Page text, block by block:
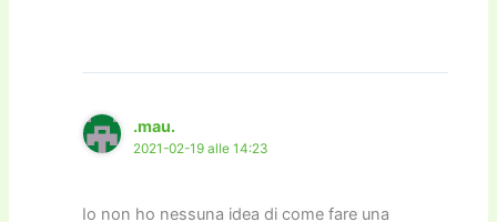
.mau.
2021-02-19 alle 14:23
Io non ho nessuna idea di come fare una